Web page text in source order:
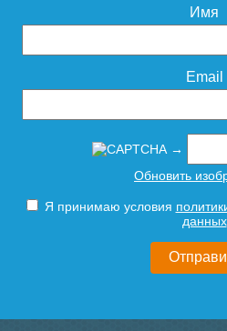
Имя
Email
→
Обновить
Я принимаю условия
данных